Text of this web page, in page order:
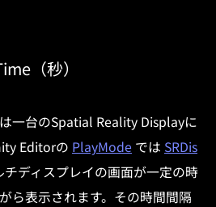
（秒）
は一台のSpatial Reality Displayに
Editorの PlayMode では SRDis
チディスプレイの画面が一定の時
ら表示されます。その時間間隔